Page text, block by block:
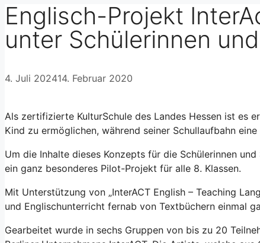
Englisch-Projekt
unter Schülerinnen
4. Juli 202414. Februar 2020
Als zertifizierte KulturSchule des Landes Hessen ist es
Kind zu ermöglichen, während seiner Schullaufbahn
Um die Inhalte dieses Konzepts für die Schülerinnen
ein ganz besonderes Pilot-Projekt für alle 8. Klassen.
Mit Unterstützung von „InterACT English – Teaching
und Englischunterricht fernab von Textbüchern einmal
Gearbeitet wurde in sechs Gruppen von bis zu 20